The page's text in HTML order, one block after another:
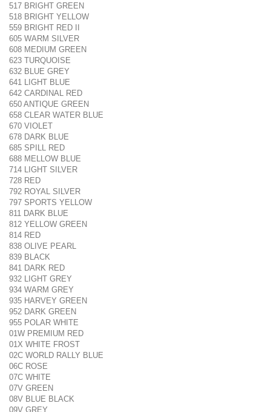
517 BRIGHT GREEN
518 BRIGHT YELLOW
559 BRIGHT RED II
605 WARM SILVER
608 MEDIUM GREEN
623 TURQUOISE
632 BLUE GREY
641 LIGHT BLUE
642 CARDINAL RED
650 ANTIQUE GREEN
658 CLEAR WATER BLUE
670 VIOLET
678 DARK BLUE
685 SPILL RED
688 MELLOW BLUE
714 LIGHT SILVER
728 RED
792 ROYAL SILVER
797 SPORTS YELLOW
811 DARK BLUE
812 YELLOW GREEN
814 RED
838 OLIVE PEARL
839 BLACK
841 DARK RED
932 LIGHT GREY
934 WARM GREY
935 HARVEY GREEN
952 DARK GREEN
955 POLAR WHITE
01W PREMIUM RED
01X WHITE FROST
02C WORLD RALLY BLUE
06C ROSE
07C WHITE
07V GREEN
08V BLUE BLACK
09V GREY